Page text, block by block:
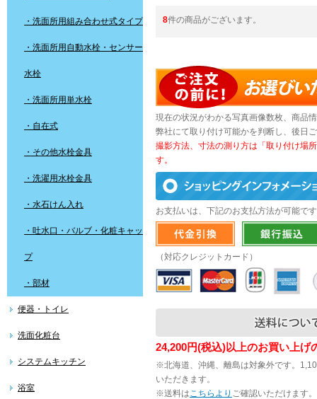
・洗面所用組み合わせ式タイプ
・洗面所用自動水栓・センサー
水栓
・洗面所用単水栓
・自在式
・その他水栓金具
・洗濯用水栓金具
・水石けん入れ
・吐水口・バルブ・化粧キャッ
プ
・部材
便器・トイレ
洗面化粧台
システムキッチン
浴室
8件の商品がございます。
現在の状況がわかる写真画像数枚、商品
弊社にて取り付け可能かを判断し、後日
撮影方法、寸法の測り方は「取り付け場
す。
お支払いは、下記のお支払方法が可能で
（対応クレジットカード）
24,200円(税込)以上のお買い上げ
※北海道、沖縄、離島は対象外です。
いただきます。
※送料はこちらより ご確認いただけます。